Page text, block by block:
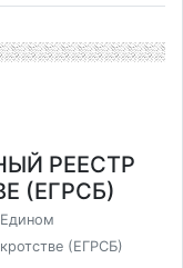
РЕЕСТР
(ЕГРСБ)
(ЕГРСБ)